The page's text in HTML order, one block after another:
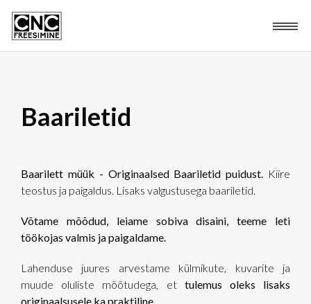
Baariletid
Baarilett müük - Originaalsed Baariletid puidust. Kiire
teostus ja paigaldus. Lisaks valgustusega baariletid.
Võtame mõõdud, leiame sobiva disaini, teeme leti
töökojas valmis ja paigaldame.
Lahenduse juures arvestame külmikute, kuvarite ja
muude oluliste mõõtudega, et tulemus oleks lisaks
originaalsusele ka praktiline.